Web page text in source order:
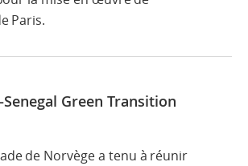
Paris.
Green Transition
de Norvège a tenu à réunir